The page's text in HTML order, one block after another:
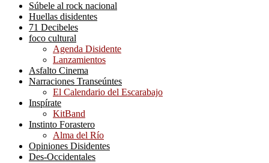
Súbele al rock nacional
Huellas disidentes
71 Decibeles
foco cultural
Agenda Disidente
Lanzamientos
Asfalto Cinema
Narraciones Transeúntes
El Calendario del Escarabajo
Inspírate
KitBand
Instinto Forastero
Alma del Río
Opiniones Disidentes
Des-Occidentales